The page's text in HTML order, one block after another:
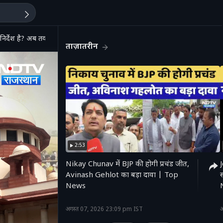
है? अब तक कितनी मौतें?
'
ताज़ातरीन
2:53
Nikay Chunav में BJP की होगी प्रचंड जीत,
Avinash Gehlot का बड़ा दावा | Top
News
अगस्त 07, 2026 23:09 pm IST